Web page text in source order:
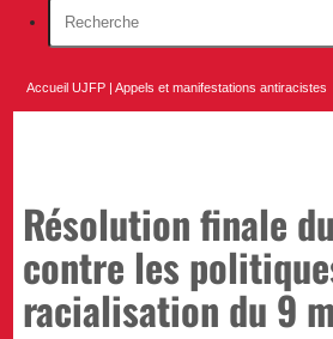
Accueil UJFP |Appels et manifestations antiracistes
Résolution finale
contre les
racialisation du 9